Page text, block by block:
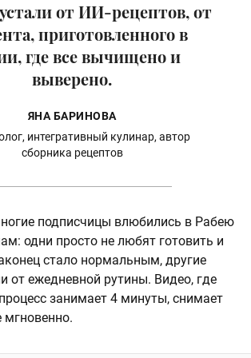
от ИИ-рецептов, от
приготовленного в
где все вычищено и
выверено.
ЯНА БАРИНОВА
интегративный кулинар, автор
сборника рецептов
подписчицы влюбились в Рабею
одни просто не любят готовить и
стало нормальным, другие
от ежедневной рутины. Видео, где
занимает 4 минуты, снимает
мгновенно.